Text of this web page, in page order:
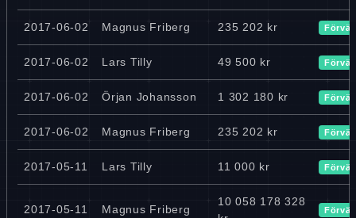
2017-06-02 Magnus Friberg 235 202 kr
2017-06-02 Lars Tilly 49 500 kr
2017-06-02 Örjan Johansson 1 302 180 kr
2017-06-02 Magnus Friberg 235 202 kr
2017-05-11 Lars Tilly 11 000 kr
2017-05-11 Magnus Friberg
10 058 178 328